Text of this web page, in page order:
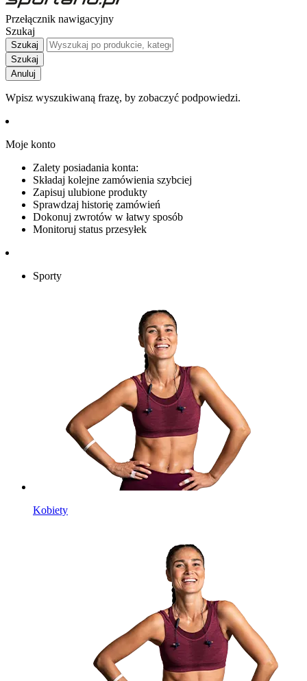
Przełącznik nawigacyjny
Szukaj
Szukaj
Szukaj
Anuluj
Wpisz wyszukiwaną frazę, by zobaczyć podpowiedzi.
Moje konto
Zalety posiadania konta:
Składaj kolejne zamówienia szybciej
Zapisuj ulubione produkty
Sprawdzaj historię zamówień
Dokonuj zwrotów w łatwy sposób
Monitoruj status przesyłek
Sporty
Kobiety